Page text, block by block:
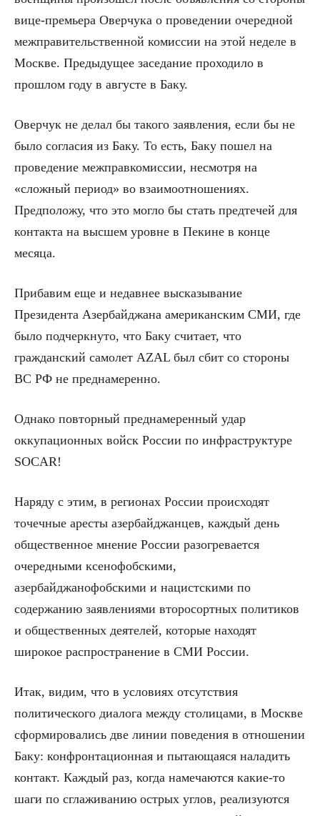
вице-премьера Оверчука о проведении очередной
межправительственной комиссии на этой неделе в
Москве. Предыдущее заседание проходило в
прошлом году в августе в Баку.
Оверчук не делал бы такого заявления, если бы не
было согласия из Баку. То есть, Баку пошел на
проведение межправкомиссии, несмотря на
«сложный период» во взаимоотношениях.
Предположу, что это могло бы стать предтечей для
контакта на высшем уровне в Пекине в конце
месяца.
Прибавим еще и недавнее высказывание
Президента Азербайджана американским СМИ, где
было подчеркнуто, что Баку считает, что
гражданский самолет AZAL был сбит со стороны
ВС РФ не преднамеренно.
Однако повторный преднамеренный удар
оккупационных войск России по инфраструктуре
SOCAR!
Наряду с этим, в регионах России происходят
точечные аресты азербайджанцев, каждый день
общественное мнение России разогревается
очередными ксенофобскими,
азербайджанофобскими и нацистскими по
содержанию заявлениями второсортных политиков
и общественных деятелей, которые находят
широкое распространение в СМИ России.
Итак, видим, что в условиях отсутствия
политического диалога между столицами, в Москве
сформировались две линии поведения в отношении
Баку: конфронтационная и пытающаяся наладить
контакт. Каждый раз, когда намечаются какие-то
шаги по сглаживанию острых углов, реализуются